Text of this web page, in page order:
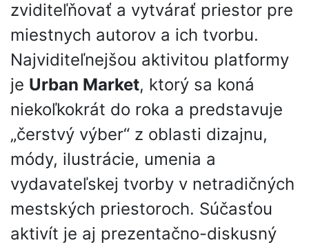
zviditeľňovať a vytvárať priestor pre
miestnych autorov a ich tvorbu.
Najviditeľnejšou aktivitou platformy
je Urban Market, ktorý sa koná
niekoľkokrát do roka a predstavuje
„čerstvý výber“ z oblasti dizajnu,
módy, ilustrácie, umenia a
vydavateľskej tvorby v netradičných
mestských priestoroch. Súčasťou
aktivít je aj prezentačno-diskusný